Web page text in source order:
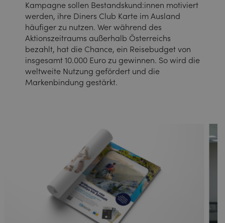
Kampagne sollen Bestandskund:innen motiviert
werden, ihre Diners Club Karte im Ausland
häufiger zu nutzen. Wer während des
Aktionszeitraums außerhalb Österreichs
bezahlt, hat die Chance, ein Reisebudget von
insgesamt 10.000 Euro zu gewinnen. So wird die
weltweite Nutzung gefördert und die
Markenbindung gestärkt.